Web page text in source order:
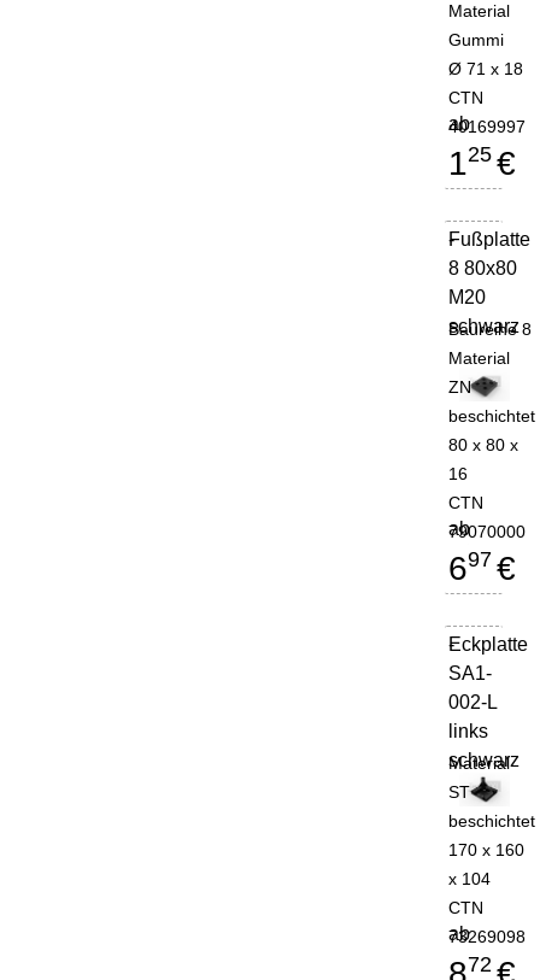
Material
Gummi
Ø 71 x 18
CTN
40169997
ab
125 €
Fußplatte
8 80x80
M20
schwarz
-
Baureihe 8
Material
ZN
beschichtet
80 x 80 x
16
CTN
79070000
ab
697 €
Eckplatte
SA1-
002-L
links
schwarz
-
Material
ST
beschichtet
170 x 160
x 104
CTN
73269098
ab
72